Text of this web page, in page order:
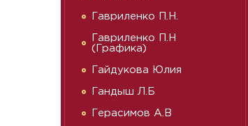
Гавриленко П.Н.
Гавриленко П.Н
(Графика)
Гайдукова Юлия
Гандыш Л.Б
Герасимов А.В